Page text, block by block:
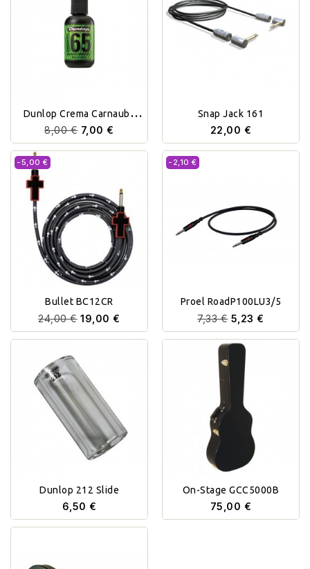
Dunlop Crema Carnauba
Brillo
8,00 € 7,00 €
Snap Jack 161
22,00 €
-5,00 €
Bullet BC12CR
24,00 € 19,00 €
-2,10 €
Proel RoadP100LU3/5
7,33 € 5,23 €
Dunlop 212 Slide
6,50 €
On-Stage GCC5000B
75,00 €